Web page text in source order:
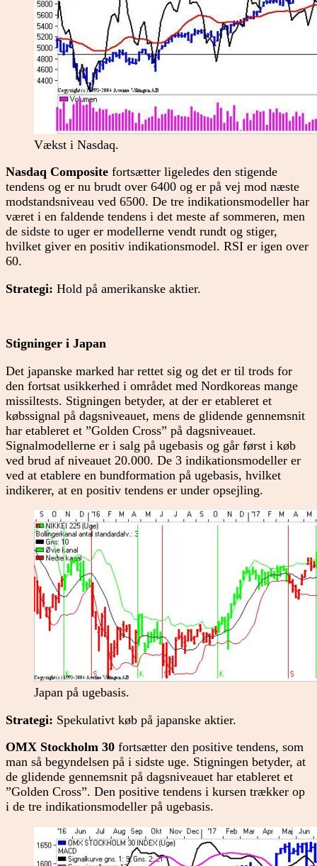
Vækst i Nasdaq.
Nasdaq Composite fortsætter ligeledes den stigende
tendens og er nu brudt over 6400 og er på vej mod næste
modstandsniveau ved 6500. De tre indikationsmodeller har
været i en faldende tendens i det meste af sommeren, men
de sidste to uger er modellerne vendt rundt og stiger,
hvilket giver en positiv indikationsmodel. RSI er igen over
60.
Strategi: Hold på amerikanske aktier.
Stigninger i Japan
Det japanske marked har rettet sig og det er til trods for
den fortsat usikkerhed i området med Nordkoreas mange
missiltests. Stigningen betyder, at der er etableret et
købssignal på dagsniveauet, mens de glidende gennemsnit
har etableret et ”Golden Cross” på dagsniveauet.
Signalmodellerne er i salg på ugebasis og går først i køb
ved brud af niveauet 20.000. De 3 indikationsmodeller er
ved at etablere en bundformation på ugebasis, hvilket
indikerer, at en positiv tendens er under opsejling.
Japan på ugebasis.
Strategi: Spekulativt køb på japanske aktier.
OMX Stockholm 30 fortsætter den positive tendens, som
man så begyndelsen på i sidste uge. Stigningen betyder, at
de glidende gennemsnit på dagsniveauet har etableret et
”Golden Cross”. Den positive tendens i kursen trækker op
i de tre indikationsmodeller på ugebasis.